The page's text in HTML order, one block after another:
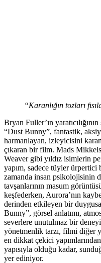
“Karanlığın tozları
Bryan Fuller’ın yaratıcılığının
“Dust Bunny”, fantastik,
harmanlayan, izleyicisini
çıkaran bir film. Mads
Weaver gibi yıldız isimlerin
yapım, sadece tüyler ürpertici
zamanda insan psikolojisinin
tavşanlarının masum
keşfederken, Aurora’nın
derinden etkileyen bir
Bunny”, görsel anlatımı,
severlere unutulmaz bir
yönetmenlik tarzı, filmi diğer
en dikkat çekici
yapısıyla olduğu kadar,
yer ediniyor.